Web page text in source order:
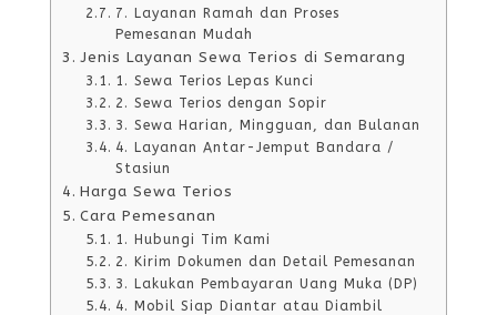
7. Layanan Ramah dan Proses
Pemesanan Mudah
Jenis Layanan Sewa Terios di Semarang
1. Sewa Terios Lepas Kunci
2. Sewa Terios dengan Sopir
3. Sewa Harian, Mingguan, dan Bulanan
4. Layanan Antar-Jemput Bandara /
Stasiun
Harga Sewa Terios
Cara Pemesanan
1. Hubungi Tim Kami
2. Kirim Dokumen dan Detail Pemesanan
3. Lakukan Pembayaran Uang Muka (DP)
4. Mobil Siap Diantar atau Diambil